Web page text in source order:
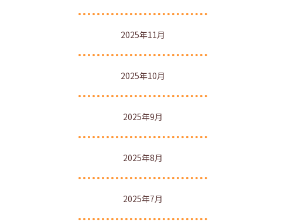
2025年11月
2025年10月
2025年9月
2025年8月
2025年7月